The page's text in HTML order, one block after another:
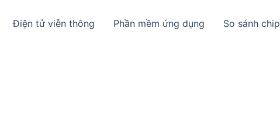
Điện tử viễn thông Phần mềm ứng dụng So sánh chip